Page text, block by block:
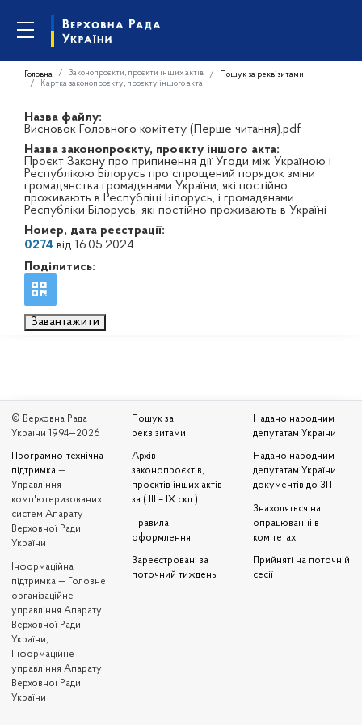
Головна Законопроєкти, проєкти інших актів
Пошук за реквізитами
Картка законопроєкту, проєкту іншого акта
Назва файлу:
Висновок Головного комітету (Перше читання).pdf
Назва законопроєкту, проєкту іншого акта:
Проєкт Закону про припинення дії Угоди між Україною і
Республікою Білорусь про спрощений порядок зміни
громадянства громадянами України, які постійно
проживають в Республіці Білорусь, і громадянами
Республіки Білорусь, які постійно проживають в Україні
Номер, дата реєстрації:
0274 від 16.05.2024
Поділитись:
Завантажити
© Верховна Рада
України 1994—2026
Програмно-технічна
підтримка —
Управління
комп'ютеризованих
систем Апарату
Верховної Ради
України
Iнформаційна
підтримка — Головне
організаційне
управління Апарату
Верховної Ради
України,
Інформаційне
управління Апарату
Верховної Ради
України
Пошук за
реквізитами
Архів
законопроєктів,
проєктів інших актів
за ( III – IX скл.)
Правила
оформлення
Зареєстровані за
поточний тиждень
Надано народним
депутатам України
Надано народним
депутатам України
документів до ЗП
Знаходяться на
опрацюванні в
комітетах
Прийняті на поточній
сесії